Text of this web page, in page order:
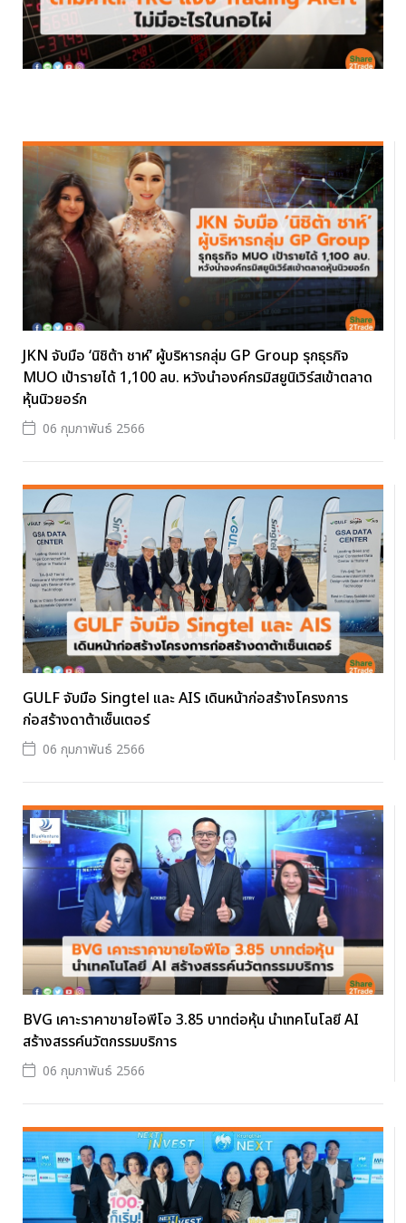
JKN จับมือ ‘นิชิต้า ชาห์’ ผู้บริหารกลุ่ม GP Group รุกธุรกิจ
MUO เป้ารายได้ 1,100 ลบ. หวังนำองค์กรมิสยูนิเวิร์สเข้าตลาด
หุ้นนิวยอร์ก
06 กุมภาพันธ์ 2566
GULF จับมือ Singtel และ AIS เดินหน้าก่อสร้างโครงการ
ก่อสร้างดาต้าเซ็นเตอร์
06 กุมภาพันธ์ 2566
BVG เคาะราคาขายไอพีโอ 3.85 บาทต่อหุ้น นำเทคโนโลยี AI
สร้างสรรค์นวัตกรรมบริการ
06 กุมภาพันธ์ 2566